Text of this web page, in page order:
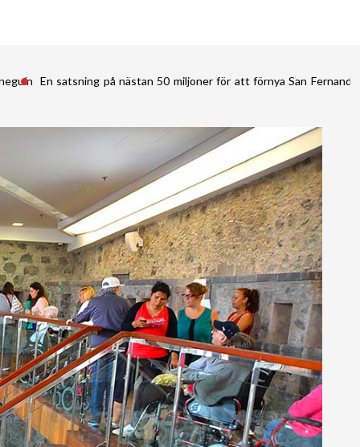
En satsning på nästan 50 miljoner för att förnya San